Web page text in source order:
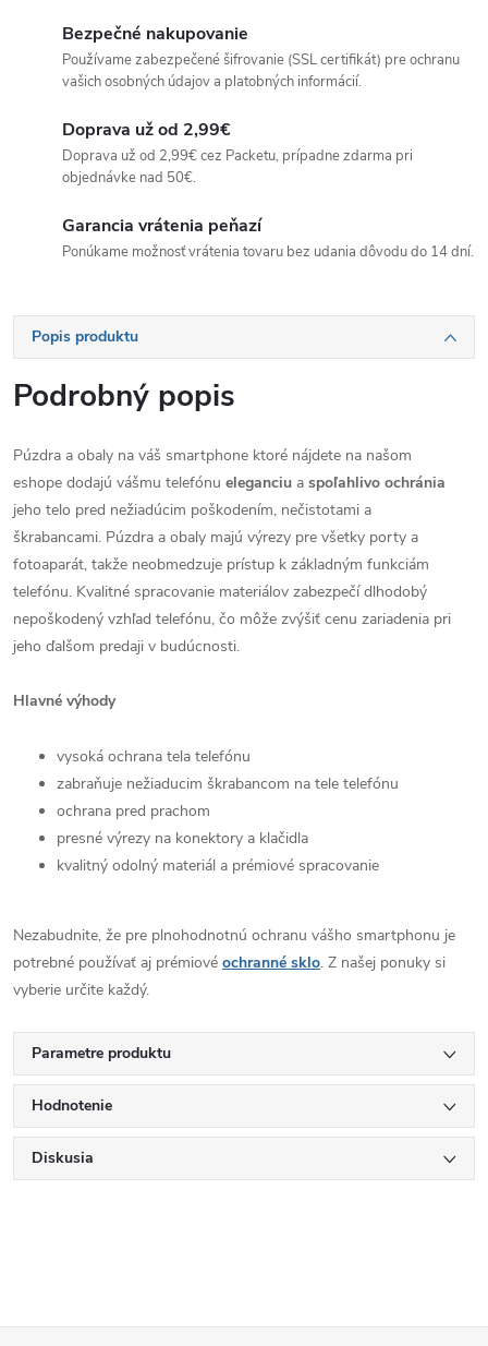
Bezpečné nakupovanie
Používame zabezpečené šifrovanie (SSL certifikát) pre ochranu
vašich osobných údajov a platobných informácií.
Doprava už od 2,99€
Doprava už od 2,99€ cez Packetu, prípadne zdarma pri
objednávke nad 50€.
Garancia vrátenia peňazí
Ponúkame možnosť vrátenia tovaru bez udania dôvodu do 14 dní.
Popis produktu
Podrobný popis
Púzdra a obaly na váš smartphone ktoré nájdete na našom
eshope dodajú vášmu telefónu eleganciu a spoľahlivo ochránia
jeho telo pred nežiadúcim poškodením, nečistotami a
škrabancami. Púzdra a obaly majú výrezy pre všetky porty a
fotoaparát, takže neobmedzuje prístup k základným funkciám
telefónu. Kvalitné spracovanie materiálov zabezpečí dlhodobý
nepoškodený vzhľad telefónu, čo môže zvýšiť cenu zariadenia pri
jeho ďalšom predaji v budúcnosti.
Hlavné výhody
vysoká ochrana tela telefónu
zabraňuje nežiaducim škrabancom na tele telefónu
ochrana pred prachom
presné výrezy na konektory a klačidla
kvalitný odolný materiál a prémiové spracovanie
Nezabudnite, že pre plnohodnotnú ochranu vášho smartphonu je
potrebné používať aj prémiové ochranné sklo. Z našej ponuky si
vyberie určite každý.
Parametre produktu
Hodnotenie
Diskusia